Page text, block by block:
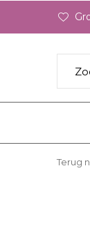
Terug